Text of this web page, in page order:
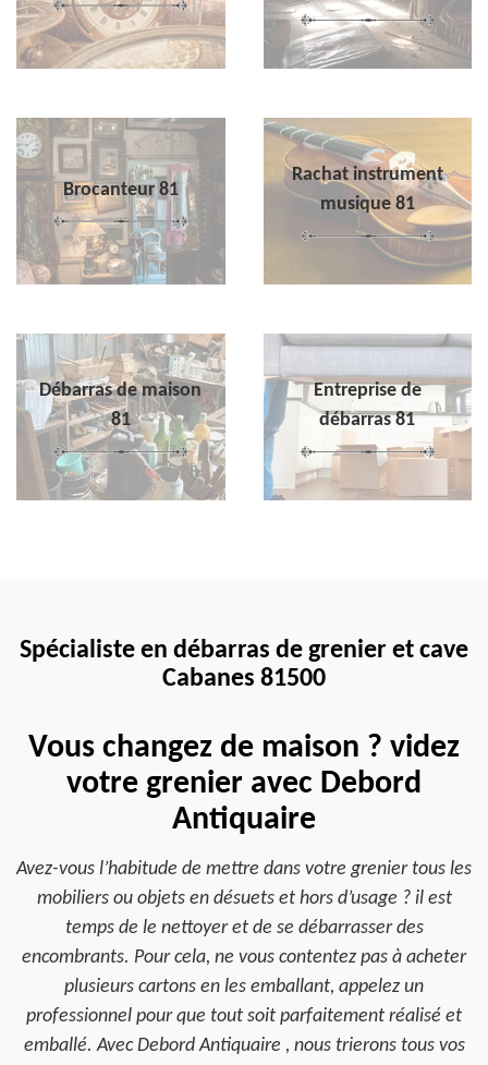
Brocanteur 81
Rachat instrument
musique 81
Débarras de maison
81
Entreprise de
débarras 81
Spécialiste en débarras de grenier et cave
Cabanes 81500
Vous changez de maison ? videz
votre grenier avec Debord
Antiquaire
Avez-vous l’habitude de mettre dans votre grenier tous les
mobiliers ou objets en désuets et hors d’usage ? il est
temps de le nettoyer et de se débarrasser des
encombrants. Pour cela, ne vous contentez pas à acheter
plusieurs cartons en les emballant, appelez un
professionnel pour que tout soit parfaitement réalisé et
emballé. Avec Debord Antiquaire , nous trierons tous vos